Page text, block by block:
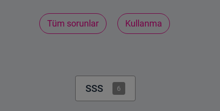
Tüm sorunlar Kullanma
SSS 6